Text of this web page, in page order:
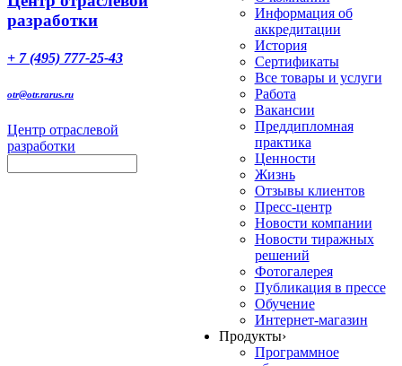
разработки
+ 7 (495) 777-25-43
otr@otr.rarus.ru
Центр отраслевой
разработки
Информация об
аккредитации
История
Сертификаты
Все товары и услуги
Работа
Вакансии
Преддипломная
практика
Ценности
Жизнь
Отзывы клиентов
Пресс-центр
Новости компании
Новости тиражных
решений
Фотогалерея
Публикация в прессе
Обучение
Интернет-магазин
Продукты›
Программное